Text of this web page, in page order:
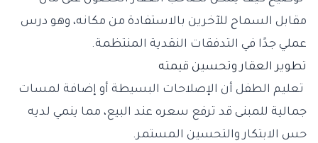
مقابل السماح للآخرين بالاستفادة من مكانه، وهو درس
عملي جدًا في التدفقات النقدية المنتظمة.
تطوير العقار وتحسين قيمته
تعليم الطفل أن الإصلاحات البسيطة أو إضافة لمسات
جمالية للمبنى قد ترفع سعره عند البيع، مما ينمي لديه
حس الابتكار والتحسين المستمر.